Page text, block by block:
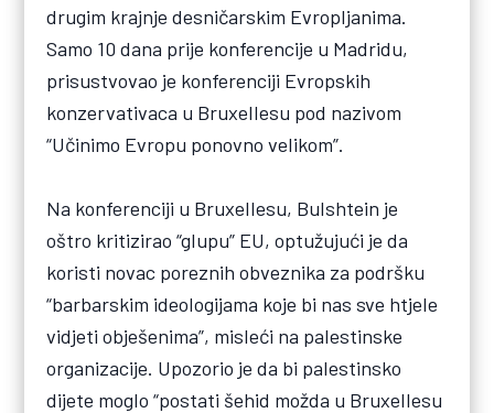
drugim krajnje desničarskim Evropljanima.
Samo 10 dana prije konferencije u Madridu,
prisustvovao je konferenciji Evropskih
konzervativaca u Bruxellesu pod nazivom
“Učinimo Evropu ponovno velikom”.
Na konferenciji u Bruxellesu, Bulshtein je
oštro kritizirao “glupu” EU, optužujući je da
koristi novac poreznih obveznika za podršku
“barbarskim ideologijama koje bi nas sve htjele
vidjeti obješenima”, misleći na palestinske
organizacije. Upozorio je da bi palestinsko
dijete moglo “postati šehid možda u Bruxellesu